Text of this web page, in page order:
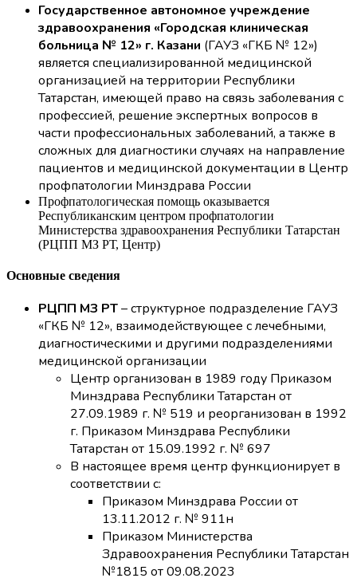
Государственное автономное учреждение
здравоохранения «Городская клиническая
больница № 12» г. Казани (ГАУЗ «ГКБ № 12»)
является специализированной медицинской
организацией на территории Республики
Татарстан, имеющей право на связь заболевания с
профессией, решение экспертных вопросов в
части профессиональных заболеваний, а также в
сложных для диагностики случаях на направление
пациентов и медицинской документации в Центр
профпатологии Минздрава России
Профпатологическая помощь оказывается
Республиканским центром профпатологии
Министерства здравоохранения Республики Татарстан
(РЦПП МЗ РТ, Центр)
Основные сведения
РЦПП МЗ РТ–структурное подразделение ГАУЗ
«ГКБ № 12», взаимодействующее с лечебными,
диагностическими и другими подразделениями
медицинской организации
Центр организован в 1989 году Приказом
Минздрава Республики Татарстан от
27.09.1989 г. № 519 и реорганизован в 1992
г. Приказом Минздрава Республики
Татарстан от 15.09.1992 г. № 697
В настоящее время центр функционирует в
соответствии с:
Приказом Минздрава России от
13.11.2012 г. № 911н
Приказом Министерства
Здравоохранения Республики Татарстан
№1815 от 09.08.2023